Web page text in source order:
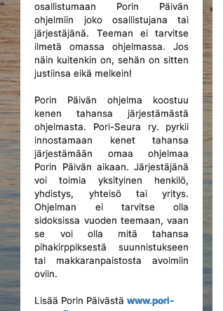
osallistumaan Porin Päivän
ohjelmiin joko osallistujana tai
järjestäjänä. Teeman ei tarvitse
ilmetä omassa ohjelmassa. Jos
näin kuitenkin on, sehän on sitten
justiinsa eikä melkein!
Porin Päivän ohjelma koostuu
kenen tahansa järjestämästä
ohjelmasta. Pori-Seura ry. pyrkii
innostamaan kenet tahansa
järjestämään omaa ohjelmaa
Porin Päivän aikaan. Järjestäjänä
voi toimia yksityinen henkilö,
yhdistys, yhteisö tai yritys.
Ohjelman ei tarvitse olla
sidoksissa vuoden teemaan, vaan
se voi olla mitä tahansa
pihakirppiksestä suunnistukseen
tai makkaranpaistosta avoimiin
oviin.
Lisää Porin Päivästäwww.pori-